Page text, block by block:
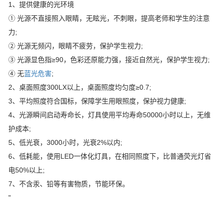
1、提供健康的光环境
① 光源不直接照入眼睛，无眩光，不刺眼，提高老师和学生的注意
力;
② 光源无频闪，眼睛不疲劳，保护学生视力;
③ 光源显色指≥90，色彩还原能力强，接近自然光，保护学生视力;
④ 无蓝光危害;
2、桌面照度300LX以上，桌面照度均匀度≥0.7;
3、平均照度符合国标，保障学生用眼照度，保护视力健康;
4、光源瞬间启动寿命长，灯具使用平均寿命50000小时以上，无维
护成本;
5、低光衰，3000小时，光衰2%以内;
6、低耗能，使用LED一体化灯具，在相同照度下，比普通荧光灯省
电50%以上;
7、不含汞、铅等有害物质，节能环保。
"